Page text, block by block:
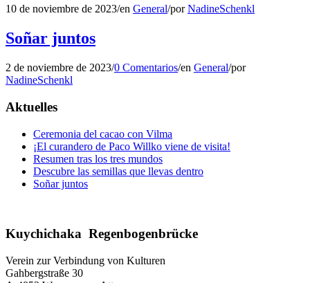
10 de noviembre de 2023/en General/porNadineSchenkl
Soñar juntos
2 de noviembre de 2023/0 Comentarios/en General/por
NadineSchenkl
Aktuelles
Ceremonia del cacao con Vilma
¡El curandero de Paco Willko viene de visita!
Resumen tras los tres mundos
Descubre las semillas que llevas dentro
Soñar juntos
Kuychichaka Regenbogenbrücke
Verein zur Verbindung von Kulturen
Gahbergstraße 30